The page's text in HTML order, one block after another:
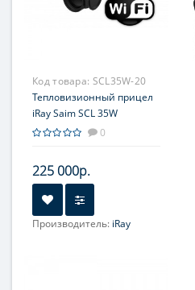
Код товара: SCL35W-20
Тепловизионный прицел
iRay Saim SCL 35W
0
225 000р.
Производитель: iRay